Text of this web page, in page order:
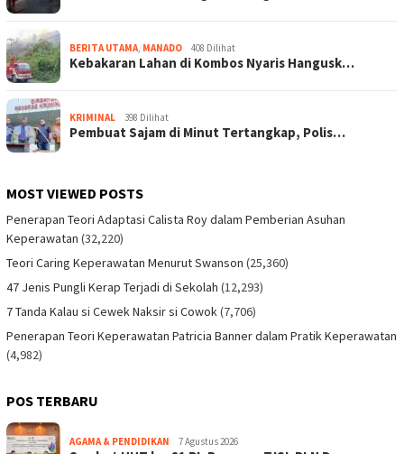
BERITA UTAMA, MANADO 408 Dilihat
Kebakaran Lahan di Kombos Nyaris Hangusk…
KRIMINAL 398 Dilihat
Pembuat Sajam di Minut Tertangkap, Polis…
MOST VIEWED POSTS
Penerapan Teori Adaptasi Calista Roy dalam Pemberian Asuhan
Keperawatan (32,220)
Teori Caring Keperawatan Menurut Swanson (25,360)
47 Jenis Pungli Kerap Terjadi di Sekolah (12,293)
7 Tanda Kalau si Cewek Naksir si Cowok(7,706)
Penerapan Teori Keperawatan Patricia Banner dalam Pratik Keperawatan
(4,982)
POS TERBARU
AGAMA & PENDIDIKAN 7 Agustus 2026